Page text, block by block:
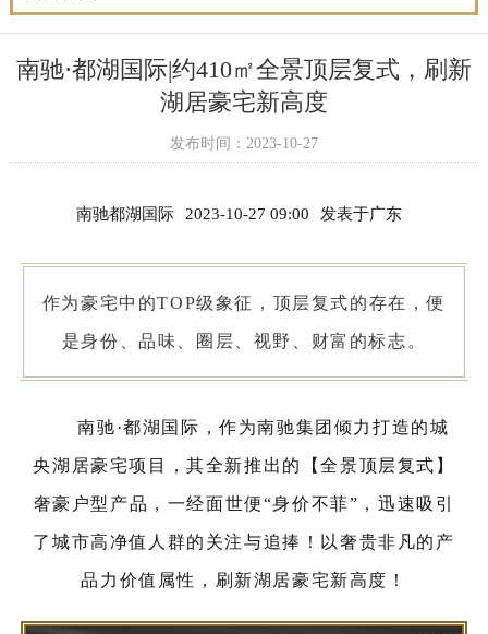
南驰·都湖国际|约410㎡全景顶层复式，刷新
湖居豪宅新高度
发布时间：2023-10-27
南驰都湖国际 2023-10-27 09:00 发表于广东
作为豪宅中的TOP级象征，顶层复式的存在，便
是身份、品味、圈层、视野、财富的标志。
南驰·都湖国际，作为南驰集团倾力打造的城
央湖居豪宅项目，其全新推出的【全景顶层复式】
奢豪户型产品，一经面世便“身价不菲”，迅速吸引
了城市高净值人群的关注与追捧！以奢贵非凡的产
品力价值属性，刷新湖居豪宅新高度！